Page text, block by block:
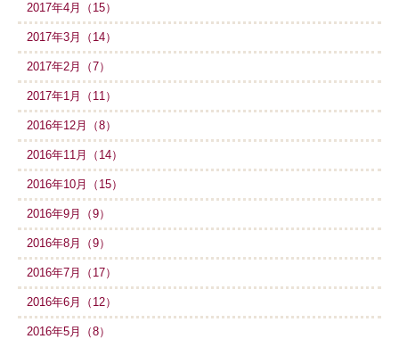
2017年4月（15）
2017年3月（14）
2017年2月（7）
2017年1月（11）
2016年12月（8）
2016年11月（14）
2016年10月（15）
2016年9月（9）
2016年8月（9）
2016年7月（17）
2016年6月（12）
2016年5月（8）